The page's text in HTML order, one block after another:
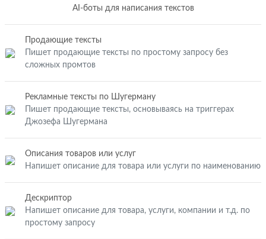
AI-боты для написания текстов
Продающие тексты
Пишет продающие тексты по простому запросу без
сложных промтов
Рекламные тексты по Шугерману
Пишет продающие тексты, основываясь на триггерах
Джозефа Шугермана
Описания товаров или услуг
Напишет описание для товара или услуги по наименованию
Дескриптор
Напишет описание для товара, услуги, компании и т.д. по
простому запросу